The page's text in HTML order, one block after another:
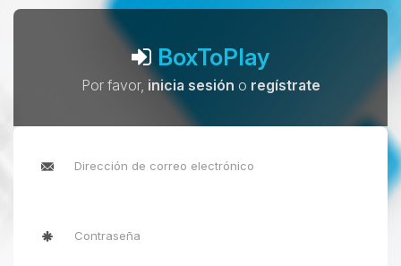
BoxToPlay
Por favor, inicia sesión o regístrate